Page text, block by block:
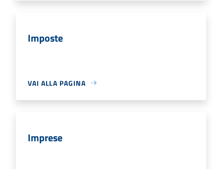
Imposte
VAI ALLA PAGINA
Imprese